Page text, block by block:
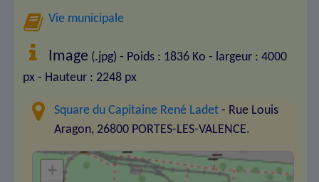
Vie municipale
Image (.jpg) - Poids : 1836 Ko - largeur : 4000
px - Hauteur : 2248 px
Square du Capitaine René Ladet - Rue Louis
Aragon, 26800 PORTES-LES-VALENCE.
+